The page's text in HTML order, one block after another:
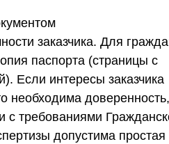
заказчика. Для
паспорта (страницы с
Если интересы заказчика
необходима доверенность,
с требованиями
допустима простая